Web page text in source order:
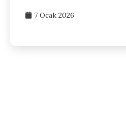
7 Ocak 2026